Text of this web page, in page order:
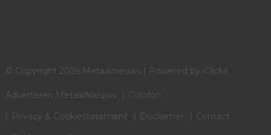
© Copyright 2026 Metaalnieuws | Powered by iClicks
Adverteren MetaalNieuws
Colofon
Privacy & Cookiestatement
Disclaimer
Contact